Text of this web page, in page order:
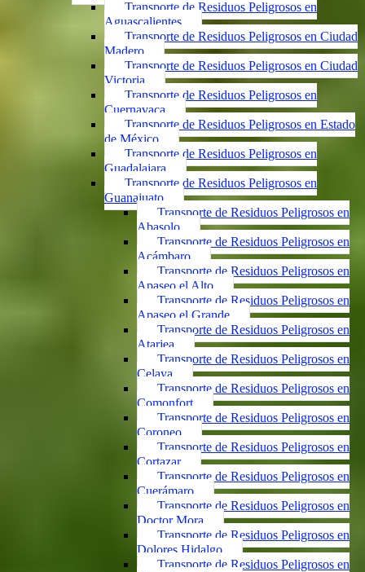
Transporte de Residuos Peligrosos en
Aguascalientes
Transporte de Residuos Peligrosos en Ciudad
Madero
Transporte de Residuos Peligrosos en Ciudad
Victoria
Transporte de Residuos Peligrosos en
Cuernavaca
Transporte de Residuos Peligrosos en Estado
de México
Transporte de Residuos Peligrosos en
Guadalajara
Transporte de Residuos Peligrosos en
Guanajuato
Transporte de Residuos Peligrosos en
Abasolo
Transporte de Residuos Peligrosos en
Acámbaro
Transporte de Residuos Peligrosos en
Apaseo el Alto
Transporte de Residuos Peligrosos en
Apaseo el Grande
Transporte de Residuos Peligrosos en
Atarjea
Transporte de Residuos Peligrosos en
Celaya
Transporte de Residuos Peligrosos en
Comonfort
Transporte de Residuos Peligrosos en
Coroneo
Transporte de Residuos Peligrosos en
Cortazar
Transporte de Residuos Peligrosos en
Cuerámaro
Transporte de Residuos Peligrosos en
Doctor Mora
Transporte de Residuos Peligrosos en
Dolores Hidalgo
Transporte de Residuos Peligrosos en